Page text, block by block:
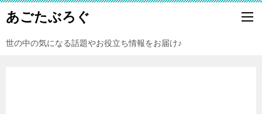
あごたぶろぐ
世の中の気になる話題やお役立ち情報をお届け♪